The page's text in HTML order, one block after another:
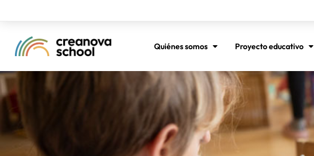
Quiénes somos Proyecto educativo